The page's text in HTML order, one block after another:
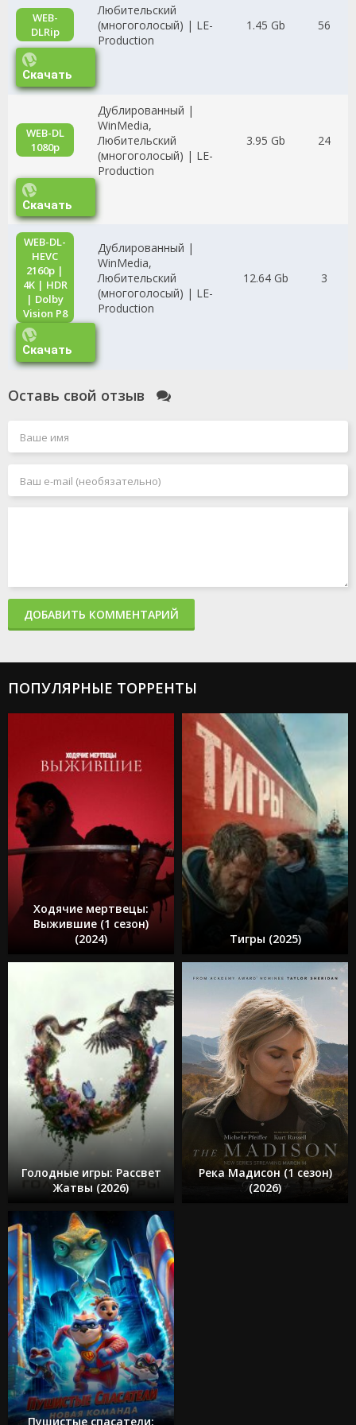
WEB-
DLRip
Любительский
(многоголосый) | LE-
Production
1.45 Gb 56
Скачать
WEB-DL
1080p
Дублированный |
WinMedia,
Любительский
(многоголосый) | LE-
Production
3.95 Gb 24
Скачать
WEB-DL-
HEVC
2160p |
4K | НDR
| Dolby
Vision P8
Дублированный |
WinMedia,
Любительский
(многоголосый) | LE-
Production
12.64 Gb 3
Скачать
Оставь свой отзыв
ДОБАВИТЬ КОММЕНТАРИЙ
ПОПУЛЯРНЫЕ ТОРРЕНТЫ
Ходячие мертвецы:
Выжившие (1 сезон)
(2024)
Тигры (2025)
Голодные игры: Рассвет
Жатвы (2026)
Река Мадисон (1 сезон)
(2026)
Пушистые спасатели: